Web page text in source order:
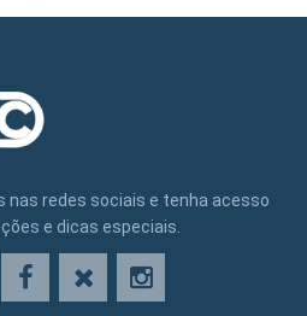
nas redes sociais e tenha acesso
e dicas especiais.
FacebookInstagram